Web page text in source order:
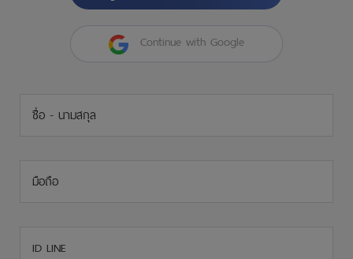
Continue with Google